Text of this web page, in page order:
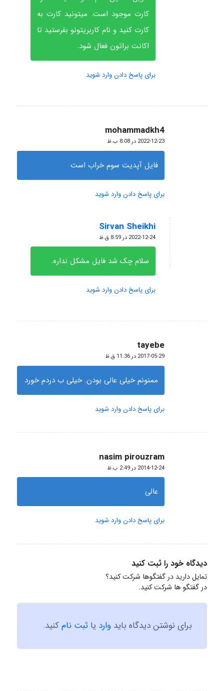
کارت موجود است. میتونید کارت به
کارت کنید و نام کاربریتونو بفرستید تا
اکانت براتون فعال شود.
برای پاسخ دادن وارد شوید
mohammadkh4
گفته:
2022-12-23 در 8:08 ب.ظ
فایل آپدیت سوم خراب است
برای پاسخ دادن وارد شوید
Sirvan Sheikhi
گفته:
2022-12-24 در 8:59 ق.ظ
سلام چک شد فایل مشکل نداره.
برای پاسخ دادن وارد شوید
tayebe
گفته:
2017-05-29 در 11:36 ق.ظ
ممنونم خیلی عالی بودن. خیلی ب دردم خورد
برای پاسخ دادن وارد شوید
nasim pirouzram
گفته:
2014-12-24 در 2:49 ب.ظ
عالی
برای پاسخ دادن وارد شوید
دیدگاه خود را ثبت کنید
تمایل دارید در گفتگوها شرکت کنید؟
در گفتگو ها شرکت کنید.
برای نوشتن دیدگاه باید وارد یا ثبت نامکنید.